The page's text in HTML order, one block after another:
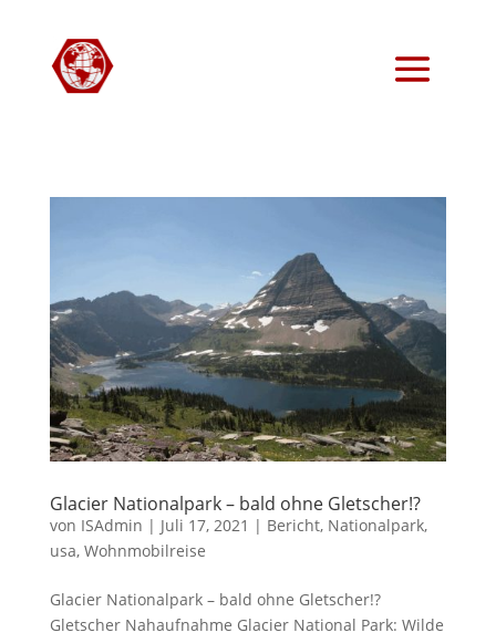
Glacier Nationalpark – bald ohne Gletscher!?
von ISAdmin | Juli 17, 2021 | Bericht, Nationalpark,
usa, Wohnmobilreise
Glacier Nationalpark – bald ohne Gletscher!?
Gletscher Nahaufnahme Glacier National Park: Wilde